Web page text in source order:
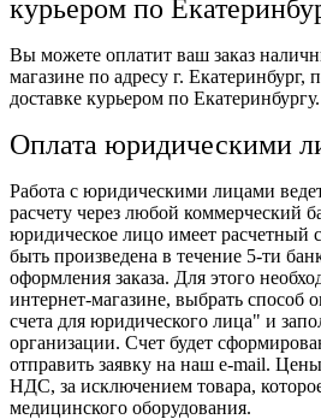
курьером по
Вы можете оплатит ваш заказ
магазине по адресу г.
доставке курьером по Екатеринбургу.
Оплата юридическими
Работа с юридическими лицами
расчету через любой коммерческий
юридическое лицо имеет расчетный
быть произведена в течение 5-ти
оформления заказа. Для этого
интернет-магазине, выбрать способ
счета для юридического лица" и
организации. Счет будет
отправить заявку на наш e-mail.
НДС, за исключением товара,
медицинского оборудования.